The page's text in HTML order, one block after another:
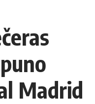
Madrid